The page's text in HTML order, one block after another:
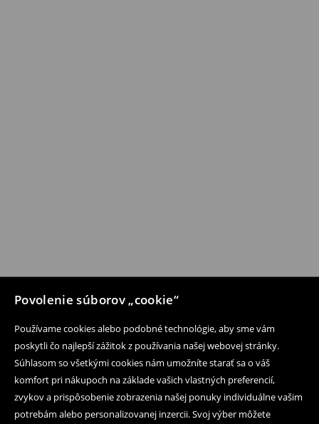
Povolenie súborov „cookie“
Používame cookies alebo podobné technológie, aby sme vám
poskytli čo najlepší zážitok z používania našej webovej stránky.
Súhlasom so všetkými cookies nám umožníte starať sa o váš
komfort pri nákupoch na základe vašich vlastných preferencií,
zvykov a prispôsobenie zobrazenia našej ponuky individuálne vašim
potrebám alebo personalizovanej inzercii. Svoj výber môžete